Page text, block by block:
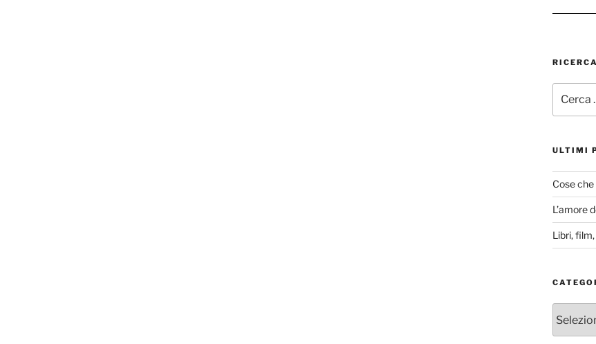
RICERCA
ULTIMI
Cose
L’amore
Libri,